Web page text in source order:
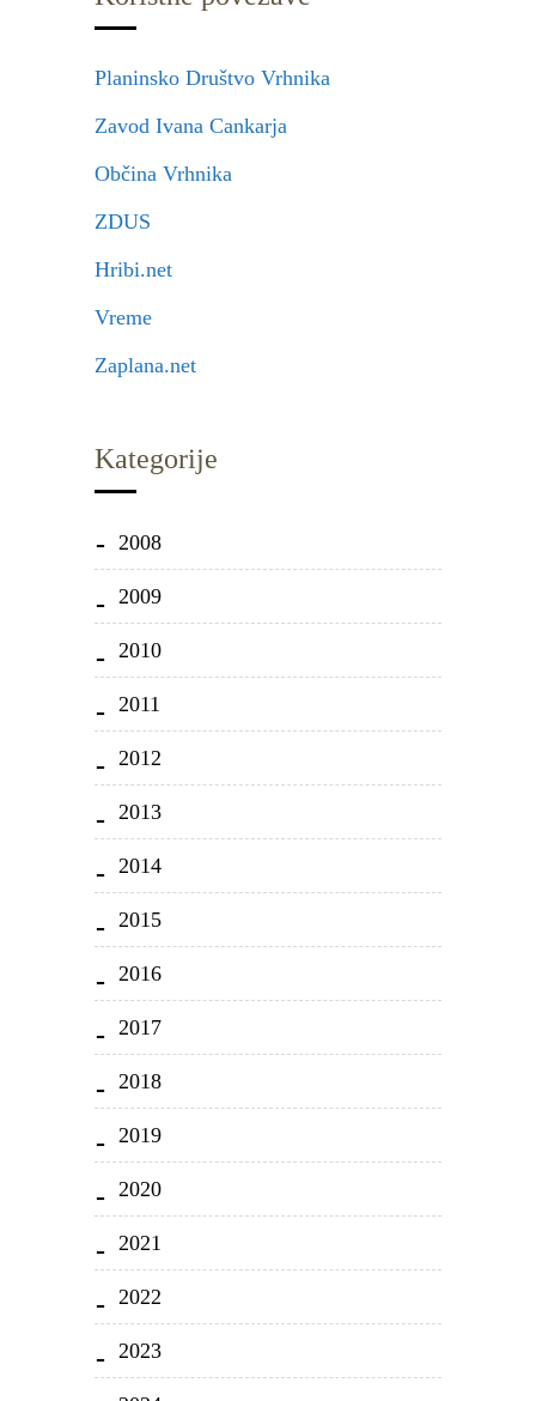
Planinsko Društvo Vrhnika
Zavod Ivana Cankarja
Občina Vrhnika
ZDUS
Hribi.net
Vreme
Zaplana.net
Kategorije
2008
2009
2010
2011
2012
2013
2014
2015
2016
2017
2018
2019
2020
2021
2022
2023